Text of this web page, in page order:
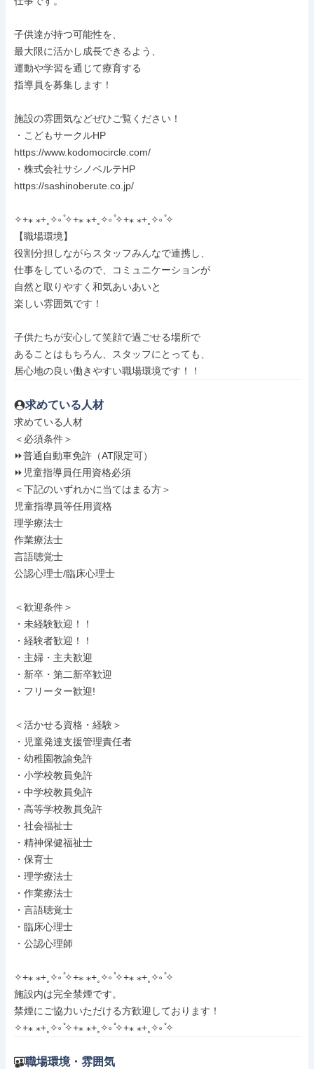
子供達が持つ可能性を、
最大限に活かし成長できるよう、
運動や学習を通じて療育する
指導員を募集します！
施設の雰囲気などぜひご覧ください！
・こどもサークルHP
https://www.kodomocircle.com/
・株式会社サシノベルテHP
https://sashinoberute.co.jp/
✧+⁎ ⁎+˳✧༚ ̊✧+⁎ ⁎+˳✧༚ ̊✧+⁎ ⁎+˳✧༚ ̊✧
【職場環境】
役割分担しながらスタッフみんなで連携し、
仕事をしているので、コミュニケーションが
自然と取りやすく和気あいあいと
楽しい雰囲気です！
子供たちが安心して笑顔で過ごせる場所で
あることはもちろん、スタッフにとっても、
居心地の良い働きやすい職場環境です！！
求めている人材
求めている人材
＜必須条件＞
⏩普通自動車免許（AT限定可）
⏩児童指導員任用資格必須
＜下記のいずれかに当てはまる方＞
児童指導員等任用資格
理学療法士
作業療法士
言語聴覚士
公認心理士/臨床心理士
＜歓迎条件＞
・未経験歓迎！！
・経験者歓迎！！
・主婦・主夫歓迎
・新卒・第二新卒歓迎
・フリーター歓迎!
＜活かせる資格・経験＞
・児童発達支援管理責任者
・幼稚園教諭免許
・小学校教員免許
・中学校教員免許
・高等学校教員免許
・社会福祉士
・精神保健福祉士
・保育士
・理学療法士
・作業療法士
・言語聴覚士
・臨床心理士
・公認心理師
✧+⁎ ⁎+˳✧༚ ̊✧+⁎ ⁎+˳✧༚ ̊✧+⁎ ⁎+˳✧༚ ̊✧
施設内は完全禁煙です。
禁煙にご協力いただける方歓迎しております！
✧+⁎ ⁎+˳✧༚ ̊✧+⁎ ⁎+˳✧༚ ̊✧+⁎ ⁎+˳✧༚ ̊✧
職場環境・雰囲気